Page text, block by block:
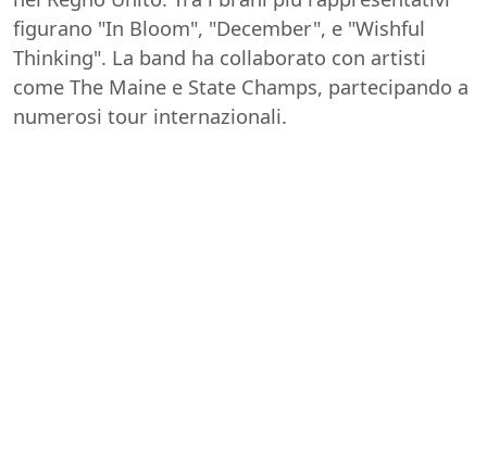
figurano "In Bloom", "December", e "Wishful
Thinking". La band ha collaborato con artisti
come The Maine e State Champs, partecipando a
numerosi tour internazionali.